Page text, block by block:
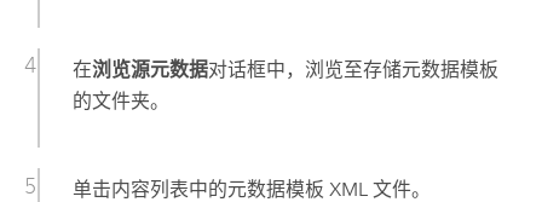
在浏览源元数据对话框中，浏览至存储元数据模板
的文件夹。
单击内容列表中的元数据模板 XML 文件。